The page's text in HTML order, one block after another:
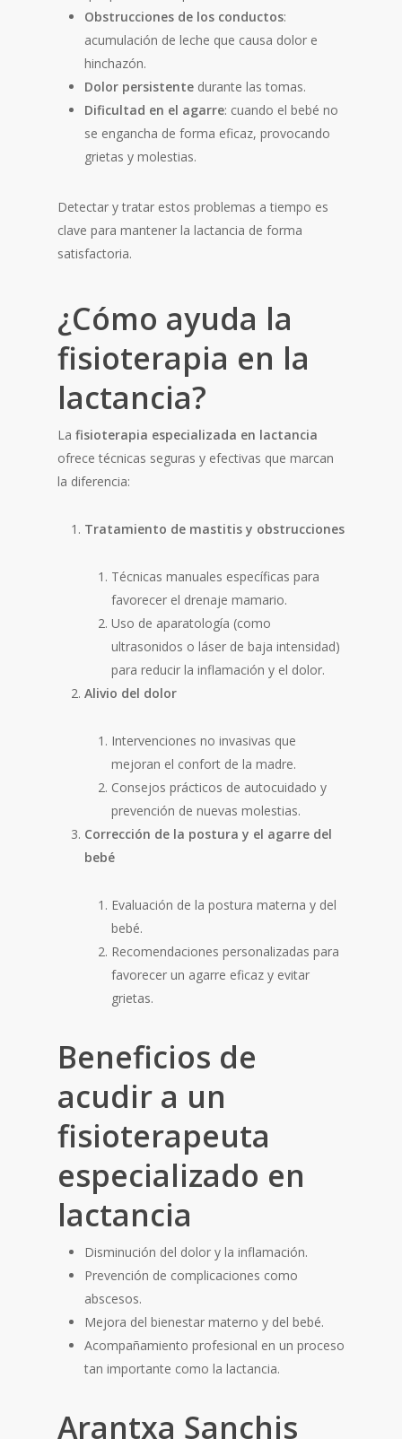
Obstrucciones de los conductos:
acumulación de leche que causa dolor e
hinchazón.
Dolor persistente durante las tomas.
Dificultad en el agarre: cuando el bebé no
se engancha de forma eficaz, provocando
grietas y molestias.
Detectar y tratar estos problemas a tiempo es
clave para mantener la lactancia de forma
satisfactoria.
¿Cómo ayuda la
fisioterapia en la
lactancia?
La fisioterapia especializada en lactancia
ofrece técnicas seguras y efectivas que marcan
la diferencia:
Tratamiento de mastitis y obstrucciones
Técnicas manuales específicas para
favorecer el drenaje mamario.
Uso de aparatología (como
ultrasonidos o láser de baja intensidad)
para reducir la inflamación y el dolor.
Alivio del dolor
Intervenciones no invasivas que
mejoran el confort de la madre.
Consejos prácticos de autocuidado y
prevención de nuevas molestias.
Corrección de la postura y el agarre del
bebé
Evaluación de la postura materna y del
bebé.
Recomendaciones personalizadas para
favorecer un agarre eficaz y evitar
grietas.
Beneficios de
acudir a un
fisioterapeuta
especializado en
lactancia
Disminución del dolor y la inflamación.
Prevención de complicaciones como
abscesos.
Mejora del bienestar materno y del bebé.
Acompañamiento profesional en un proceso
tan importante como la lactancia.
Arantxa Sanchis